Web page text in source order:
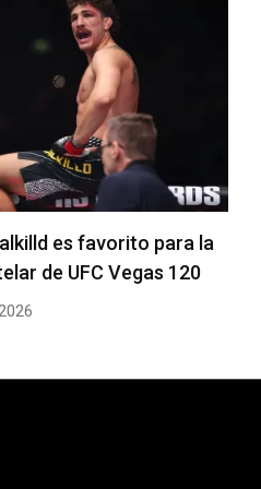
la cartelera completa